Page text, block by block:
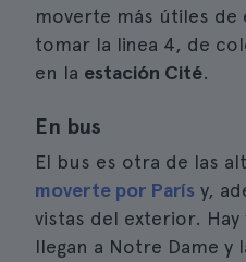
moverte más útiles de
tomar la linea 4, de
en la estación Cité.
En bus
El bus es otra de las
moverte por París y,
vistas del exterior.
llegan a Notre Dame y